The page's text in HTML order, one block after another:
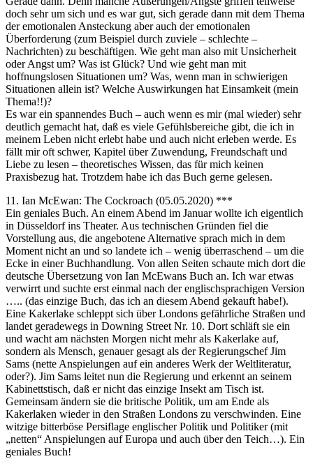
doch sehr um sich und es war gut, sich gerade dann mit dem Thema
der emotionalen Ansteckung aber auch der emotionalen
Überforderung (zum Beispiel durch zuviele – schlechte –
Nachrichten) zu beschäftigen. Wie geht man also mit Unsicherheit
oder Angst um? Was ist Glück? Und wie geht man mit
hoffnungslosen Situationen um? Was, wenn man in schwierigen
Situationen allein ist? Welche Auswirkungen hat Einsamkeit (mein
Thema!!)?
Es war ein spannendes Buch – auch wenn es mir (mal wieder) sehr
deutlich gemacht hat, daß es viele Gefühlsbereiche gibt, die ich in
meinem Leben nicht erlebt habe und auch nicht erleben werde. Es
fällt mir oft schwer, Kapitel über Zuwendung, Freundschaft und
Liebe zu lesen – theoretisches Wissen, das für mich keinen
Praxisbezug hat. Trotzdem habe ich das Buch gerne gelesen.
11. Ian McEwan: The Cockroach (05.05.2020) ***
Ein geniales Buch. An einem Abend im Januar wollte ich eigentlich
in Düsseldorf ins Theater. Aus technischen Gründen fiel die
Vorstellung aus, die angebotene Alternative sprach mich in dem
Moment nicht an und so landete ich – wenig überraschend – um die
Ecke in einer Buchhandlung. Von allen Seiten schaute mich dort die
deutsche Übersetzung von Ian McEwans Buch an. Ich war etwas
verwirrt und suchte erst einmal nach der englischsprachigen Version
….. (das einzige Buch, das ich an diesem Abend gekauft habe!).
Eine Kakerlake schleppt sich über Londons gefährliche Straßen und
landet geradewegs in Downing Street Nr. 10. Dort schläft sie ein
und wacht am nächsten Morgen nicht mehr als Kakerlake auf,
sondern als Mensch, genauer gesagt als der Regierungschef Jim
Sams (nette Anspielungen auf ein anderes Werk der Weltliteratur,
oder?). Jim Sams leitet nun die Regierung und erkennt an seinem
Kabinettstisch, daß er nicht das einzige Insekt am Tisch ist.
Gemeinsam ändern sie die britische Politik, um am Ende als
Kakerlaken wieder in den Straßen Londons zu verschwinden. Eine
witzige bitterböse Persiflage englischer Politik und Politiker (mit
„netten“ Anspielungen auf Europa und auch über den Teich…). Ein
geniales Buch!